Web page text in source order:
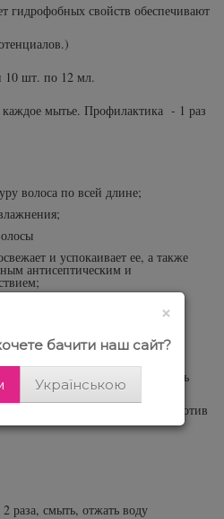
гидрофобных свойств обеспечивают
10 шт. по 12 мл.
каждое мытье. Профилактика - 1 раз
волоса по всей длине;
и успокаивает ее, а также
антисептическим и
поврежденные участки волос.
Помогает стабилизировать
кожи, действуя, также, против
раза, смыть, отжать воду
×
бачити наш сайт?
Українською